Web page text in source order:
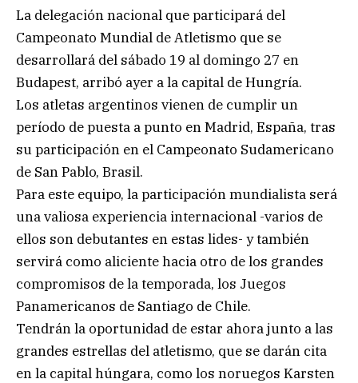
La delegación nacional que participará del
Campeonato Mundial de Atletismo que se
desarrollará del sábado 19 al domingo 27 en
Budapest, arribó ayer a la capital de Hungría.
Los atletas argentinos vienen de cumplir un
período de puesta a punto en Madrid, España, tras
su participación en el Campeonato Sudamericano
de San Pablo, Brasil.
Para este equipo, la participación mundialista será
una valiosa experiencia internacional -varios de
ellos son debutantes en estas lides- y también
servirá como aliciente hacia otro de los grandes
compromisos de la temporada, los Juegos
Panamericanos de Santiago de Chile.
Tendrán la oportunidad de estar ahora junto a las
grandes estrellas del atletismo, que se darán cita
en la capital húngara, como los noruegos Karsten